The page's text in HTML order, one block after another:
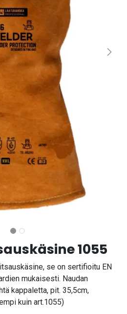
1055
se on sertifioitu EN
mukaisesti. Naudan
kappaletta, pit. 35,5cm,
kuin art.1055)